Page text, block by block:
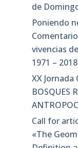
de
Poniendo
vivencias
1971 –
XX Jornada
BOSQUES
Call for
«The